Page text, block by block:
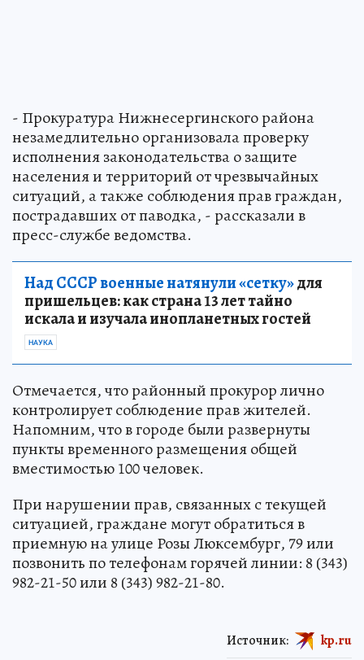
- Прокуратура Нижнесергинского района
незамедлительно организовала проверку
исполнения законодательства о защите
населения и территорий от чрезвычайных
ситуаций, а также соблюдения прав граждан,
пострадавших от паводка, - рассказали в
пресс-службе ведомства.
Над СССР военные натянули «сетку»для
пришельцев: как страна 13 лет тайно
искала и изучала инопланетных гостей
НАУКА
Отмечается, что районный прокурор лично
контролирует соблюдение прав жителей.
Напомним, что в городе были развернуты
пункты временного размещения общей
вместимостью 100 человек.
При нарушении прав, связанных с текущей
ситуацией, граждане могут обратиться в
приемную на улице Розы Люксембург, 79 или
позвонить по телефонам горячей линии: 8 (343)
982-21-50 или 8 (343) 982-21-80.
Источник: kp.ru